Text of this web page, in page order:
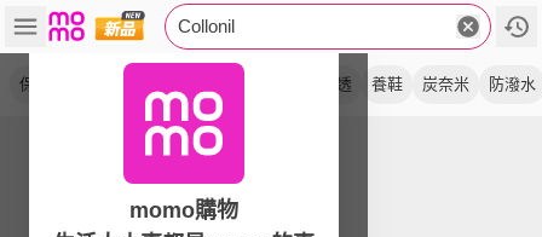
Collonil
保養 強滲透 養鞋 炭奈米 防潑水
momo購物